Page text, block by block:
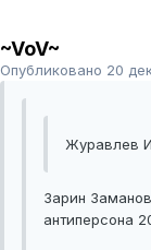
~VoV~
Опубликовано 20
Журавлев
Зарин
антиперсона